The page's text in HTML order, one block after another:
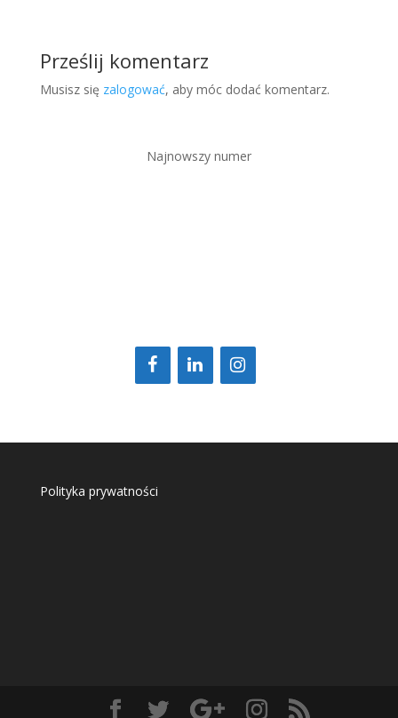
Prześlij komentarz
Musisz się zalogować, aby móc dodać komentarz.
Najnowszy numer
Polityka prywatności